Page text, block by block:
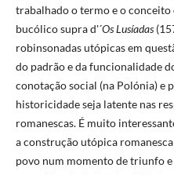
trabalhado o termo e o
bucólico supra d'´Os Lusíadas
robinsonadas utópicas em
do padrão e da funcionalidade
conotação social (na Polónia) e
historicidade seja latente nas
romanescas. É muito
a construção utópica
povo num momento de triunfo